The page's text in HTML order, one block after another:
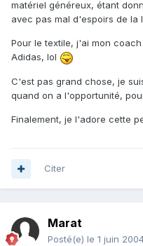
matériel généreux, étant
avec pas mal d'espoirs de la
Pour le textile, j'ai mon
Adidas, lol
C'est pas grand chose, je
quand on a l'opportunité,
Finalement, je l'adore cette
Citer
Marat
Posté(e) le 1 juin